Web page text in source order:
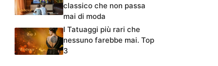
classico che non passa
mai di moda
I Tatuaggi più rari che
nessuno farebbe mai. Top
3